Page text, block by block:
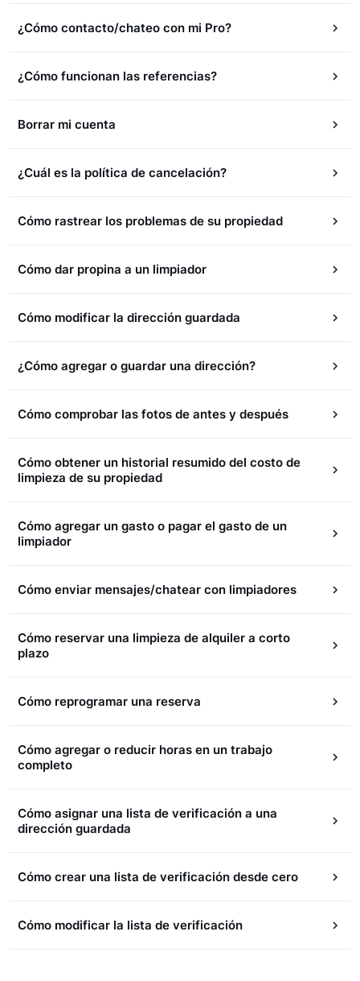
¿Cómo contacto/chateo con mi Pro?
¿Cómo funcionan las referencias?
Borrar mi cuenta
¿Cuál es la política de cancelación?
Cómo rastrear los problemas de su propiedad
Cómo dar propina a un limpiador
Cómo modificar la dirección guardada
¿Cómo agregar o guardar una dirección?
Cómo comprobar las fotos de antes y después
Cómo obtener un historial resumido del costo de
limpieza de su propiedad
Cómo agregar un gasto o pagar el gasto de un
limpiador
Cómo enviar mensajes/chatear con limpiadores
Cómo reservar una limpieza de alquiler a corto
plazo
Cómo reprogramar una reserva
Cómo agregar o reducir horas en un trabajo
completo
Cómo asignar una lista de verificación a una
dirección guardada
Cómo crear una lista de verificación desde cero
Cómo modificar la lista de verificación